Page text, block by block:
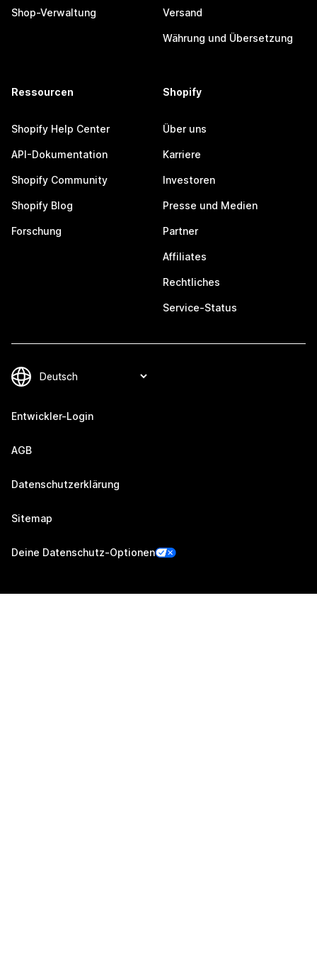
Shop-Verwaltung Versand
Währung und Übersetzung
Ressourcen
Shopify Help Center
API-Dokumentation
Shopify Community
Shopify Blog
Forschung
Shopify
Über uns
Karriere
Investoren
Presse und Medien
Partner
Affiliates
Rechtliches
Service-Status
Entwickler-Login
AGB
Datenschutzerklärung
Sitemap
Deine Datenschutz-Optionen